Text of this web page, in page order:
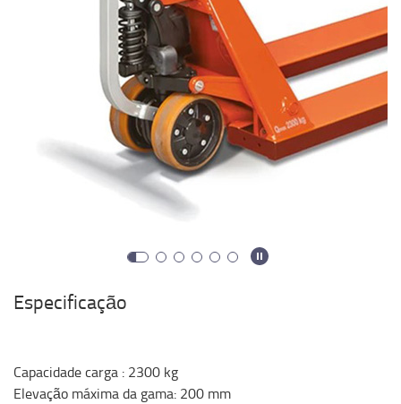
Especificação
Capacidade carga : 2300 kg
Elevação máxima da gama: 200 mm